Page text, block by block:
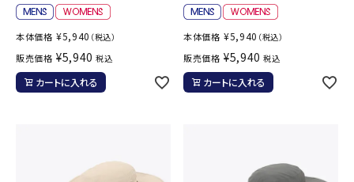
本体価格 ¥5,940 （税込）
販売価格 ¥5,940 税込
カートに入れる
本体価格 ¥5,940 （税込）
販売価格 ¥5,940 税込
カートに入れる